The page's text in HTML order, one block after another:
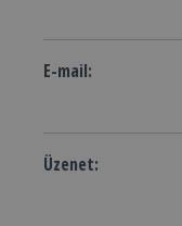
E-mail:
Üzenet: